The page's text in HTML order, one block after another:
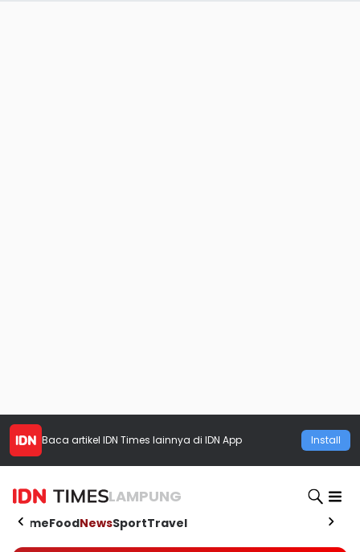
Baca artikel IDN Times lainnya di IDN App Install
LAMPUNG
HomeFoodNewsSportTravel